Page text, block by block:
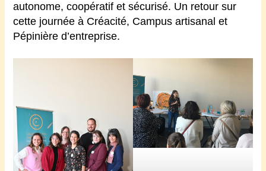
autonome, coopératif et sécurisé. Un retour sur
cette journée à Créacité, Campus artisanal et
Pépinière d’entreprise.